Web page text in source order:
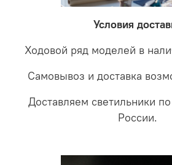
забудете что такое тусклость и
Условия
Ходовой ряд моделей в
Самовывоз и доставка
Доставляем светильники
России.